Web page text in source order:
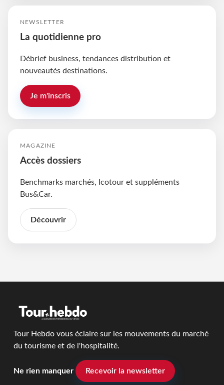
NEWSLETTER
La quotidienne pro
Débrief business, tendances distribution et
nouveautés destinations.
Je m'inscris
MAGAZINE
Accès dossiers
Benchmarks marchés, Icotour et suppléments
Bus&Car.
Découvrir
Tour Hebdo vous éclaire sur les mouvements du marché
du tourisme et de l'hospitalité.
Ne rien manquer Recevoir la newsletter